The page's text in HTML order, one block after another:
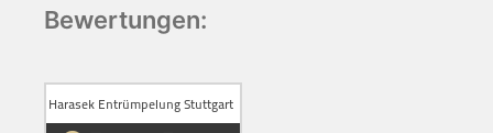
Bewertungen: